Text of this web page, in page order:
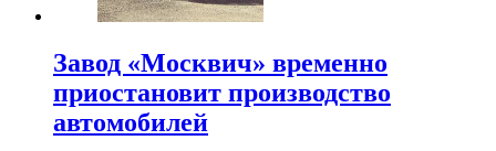
Завод «Москвич» временно
приостановит производство
автомобилей